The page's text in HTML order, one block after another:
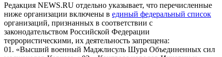
Редакция NEWS.RU отдельно указывает, что перечисленные
ниже организации включены в единый федеральный список
организаций, признанных в соответствии с
законодательством Российской Федерации
террористическими, их деятельность запрещена:
01. «Высший военный Маджлисуль Шура Объединенных сил